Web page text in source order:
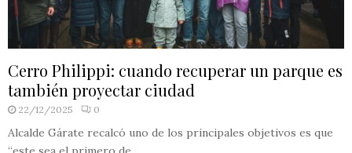
Cerro Philippi: cuando recuperar un parque es
también proyectar ciudad
22/12/2025 0
Alcalde Gárate recalcó uno de los principales objetivos es que